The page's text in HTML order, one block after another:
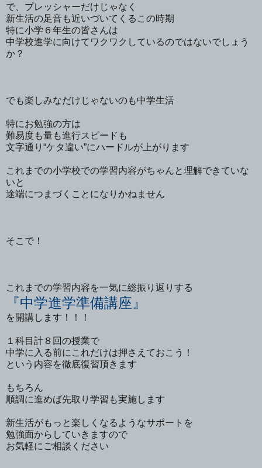
で、プレッシャーだけじゃなく
新生活の足音も近いづいてくるこの時期
特に小学６年生の皆さんは
中学校進学に向けてワクワクしているのではないでしょう
か？
でも楽しみなだけじゃないのも中学生活
特にお勉強の方は
難易度も量も進行スピードも
文字通り“ケタ違い”にハードルが上がります
これまでの小学校での学習内容がちゃんと理解できていな
いと
途端につまづくことになりかねません
そこで！
これまでの学習内容を一気に総振り返りする
『中学進学準備講座』
を開講します！！！
１科目計８回の授業で
中学に入る前にこれだけは押さえておこう！
という内容を徹底復習頂きます
もちろん
順調に進めば先取り学習も実施します
新生活がもっと楽しくなるようなサポートを
勉強面からしていきますので
お気軽にご相談ください